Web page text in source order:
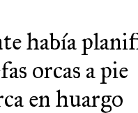
había
orcas a pie
en huargo